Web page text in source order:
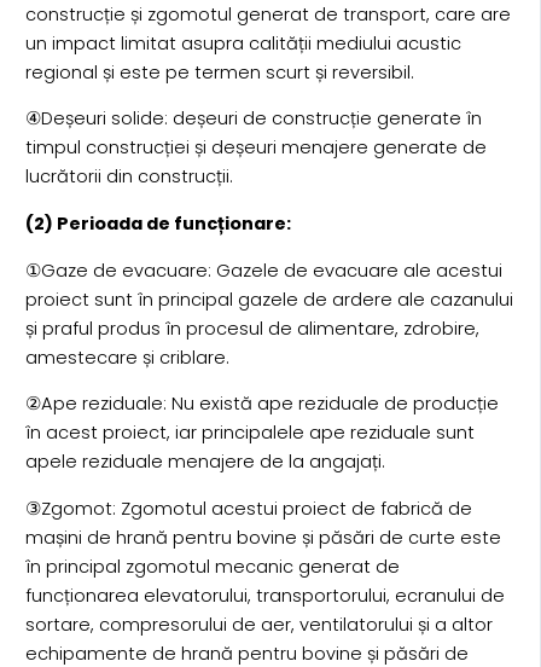
construcție și zgomotul generat de transport, care are
un impact limitat asupra calității mediului acustic
regional și este pe termen scurt și reversibil.
④Deșeuri solide: deșeuri de construcție generate în
timpul construcției și deșeuri menajere generate de
lucrătorii din construcții.
(2) Perioada de funcționare:
①Gaze de evacuare: Gazele de evacuare ale acestui
proiect sunt în principal gazele de ardere ale cazanului
și praful produs în procesul de alimentare, zdrobire,
amestecare și criblare.
②Ape reziduale: Nu există ape reziduale de producție
în acest proiect, iar principalele ape reziduale sunt
apele reziduale menajere de la angajați.
③Zgomot: Zgomotul acestui proiect de fabrică de
mașini de hrană pentru bovine și păsări de curte este
în principal zgomotul mecanic generat de
funcționarea elevatorului, transportorului, ecranului de
sortare, compresorului de aer, ventilatorului și a altor
echipamente de hrană pentru bovine și păsări de